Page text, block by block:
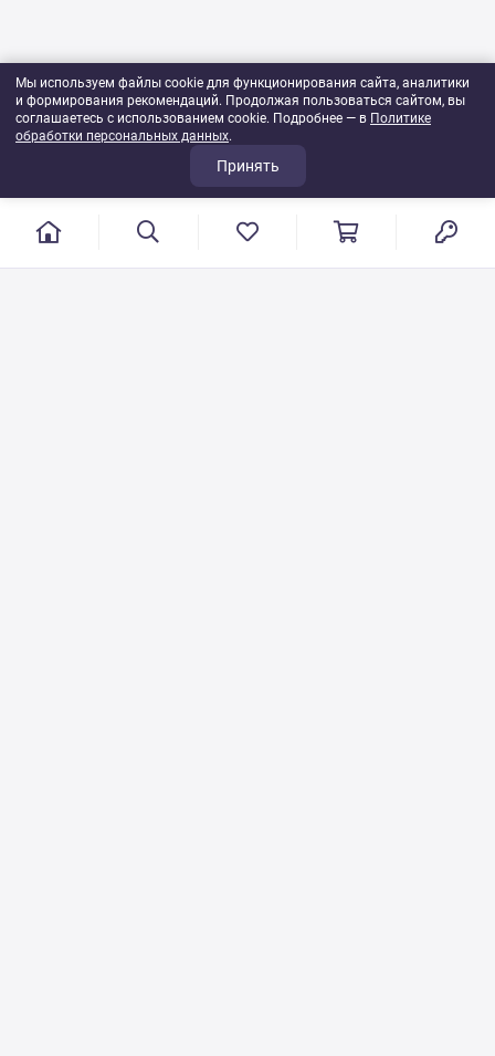
Мы используем файлы cookie для функционирования сайта, аналитики
и формирования рекомендаций. Продолжая пользоваться сайтом, вы
соглашаетесь с использованием cookie. Подробнее — в Политике
обработки персональных данных.
Принять